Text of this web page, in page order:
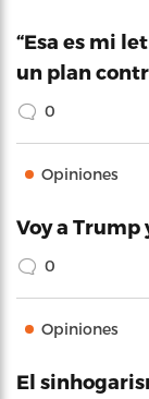
“Esa es mi
un plan
0
Opiniones
Voy a Trump
0
Opiniones
El